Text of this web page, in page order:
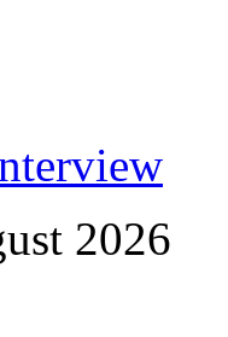
2026